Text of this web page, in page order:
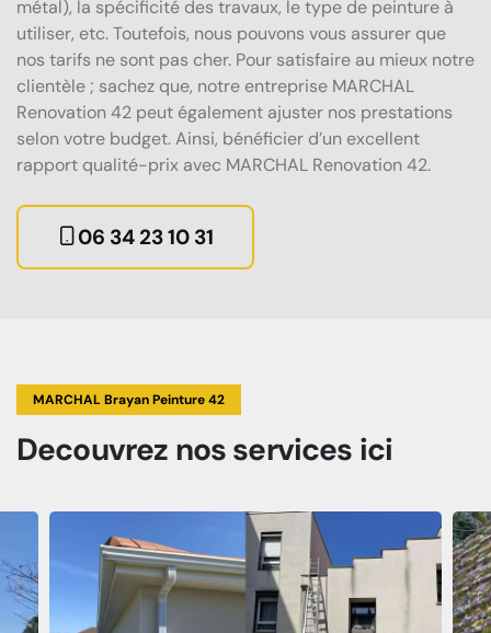
métal), la spécificité des travaux, le type de peinture à
utiliser, etc. Toutefois, nous pouvons vous assurer que
nos tarifs ne sont pas cher. Pour satisfaire au mieux notre
clientèle ; sachez que, notre entreprise MARCHAL
Renovation 42 peut également ajuster nos prestations
selon votre budget. Ainsi, bénéficier d’un excellent
rapport qualité-prix avec MARCHAL Renovation 42.
06 34 23 10 31
MARCHAL Brayan Peinture 42
Decouvrez nos services ici